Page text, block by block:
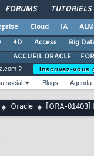
FORUMS TUTORIELS
Cloud IA ALM
4D Access Big
ACCUEIL ORACLE
?
Inscrivez-vous
social Blogs Agenda
Oracle [ORA-01403]